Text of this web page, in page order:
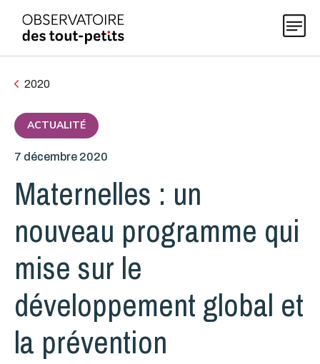
Thématiques
Explorer les données 0-5
Publications
Actualités
À propos
2020
ACTUALITÉ
7 décembre 2020
Maternelles : un
nouveau programme qui
mise sur le
développement global et
la prévention